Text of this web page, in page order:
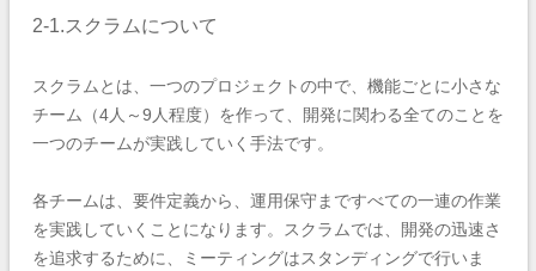
2-1.スクラムについて
スクラムとは、一つのプロジェクトの中で、機能ごとに小さな
チーム（4人～9人程度）を作って、開発に関わる全てのことを
一つのチームが実践していく手法です。
各チームは、要件定義から、運用保守まですべての一連の作業
を実践していくことになります。スクラムでは、開発の迅速さ
を追求するために、ミーティングはスタンディングで行いま